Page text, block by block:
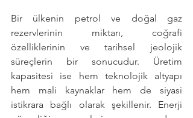
Bir ülkenin petrol ve doğal gaz
rezervlerinin miktarı, coğrafi
özelliklerinin ve tarihsel jeolojik
süreçlerin bir sonucudur. Üretim
kapasitesi ise hem teknolojik altyapı
hem mali kaynaklar hem de siyasi
istikrara bağlı olarak şekillenir. Enerji